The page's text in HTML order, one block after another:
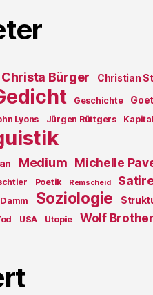
Christa Bürger Christian
Geschichte
Lyons Jürgen Rüttgers Kapital
Medium Michelle
Poetik Remscheid
Soziologie
USA Utopie Wolf Brother